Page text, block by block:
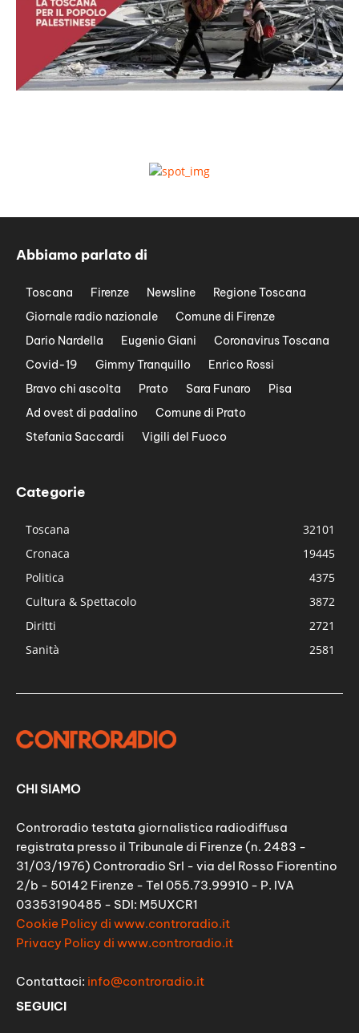
Abbiamo parlato di
Toscana Firenze Newsline
Regione Toscana
Giornale radio nazionale
Comune di Firenze
Dario Nardella
Eugenio Giani
Coronavirus Toscana
Covid-19
Gimmy Tranquillo
Enrico Rossi
Bravo chi ascolta
Prato Sara Funaro
Pisa
Ad ovest di padalino
Comune di Prato
Stefania Saccardi
Vigili del Fuoco
Categorie
Toscana
32101
Cronaca
19445
Politica
4375
Cultura & Spettacolo
3872
Diritti
2721
Sanità
2581
CHI SIAMO
Controradio testata giornalistica radiodiffusa
registrata presso il Tribunale di Firenze (n. 2483 -
31/03/1976) Controradio Srl - via del Rosso Fiorentino
2/b - 50142 Firenze - Tel 055.73.99910 - P. IVA
03353190485 - SDI: M5UXCR1
Cookie Policy di www.controradio.it
Privacy Policy di www.controradio.it
Contattaci: info@controradio.it
SEGUICI